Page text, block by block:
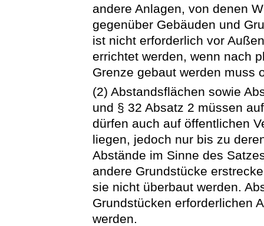
andere Anlagen, von denen
gegenüber Gebäuden und
ist nicht erforderlich vor
errichtet werden, wenn nach
Grenze gebaut werden muss
(2) Abstandsflächen sowie
und § 32 Absatz 2 müssen
dürfen auch auf öffentlichen
liegen, jedoch nur bis zu
Abstände im Sinne des
andere Grundstücke
sie nicht überbaut werden.
Grundstücken erforderlichen
werden.